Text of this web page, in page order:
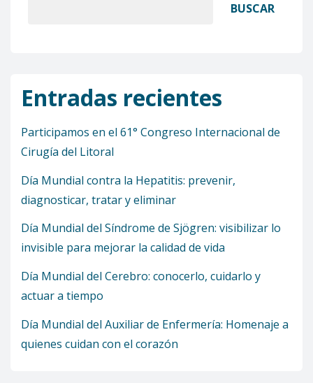
BUSCAR
Entradas recientes
Participamos en el 61° Congreso Internacional de
Cirugía del Litoral
Día Mundial contra la Hepatitis: prevenir,
diagnosticar, tratar y eliminar
Día Mundial del Síndrome de Sjögren: visibilizar lo
invisible para mejorar la calidad de vida
Día Mundial del Cerebro: conocerlo, cuidarlo y
actuar a tiempo
Día Mundial del Auxiliar de Enfermería: Homenaje a
quienes cuidan con el corazón